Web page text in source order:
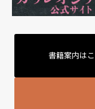
書籍案内は